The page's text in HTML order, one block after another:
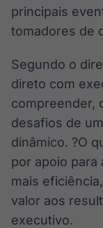
principais
tomadores de
Segundo o
direto com
compreender,
desafios de
dinâmico. ?O
por apoio para
mais
valor aos
executivo.